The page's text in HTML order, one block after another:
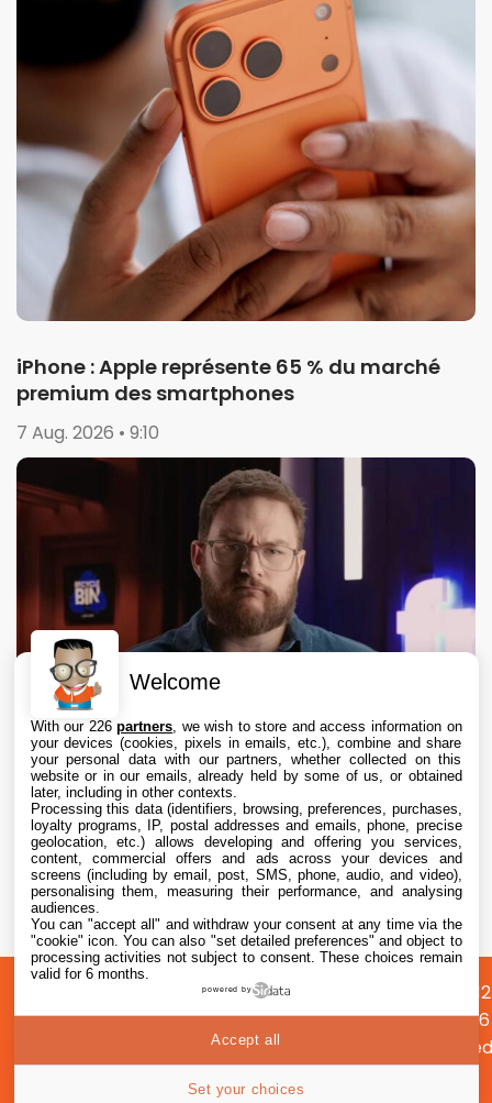
iPhone : Apple représente 65 % du marché
premium des smartphones
7 Aug. 2026 • 9:10
Procès Apple vs Prosser : Apple critique le
silence du leaker
6 Aug. 2026 • 22:40
propos
Préférences
cookies
Confidentialité
©
2026
|
Welcome
With our 226partners , we wish to store and access information on
your devices (cookies, pixels in emails, etc.), combine and share
your personal data with our partners, whether collected on this
website or in our emails, already held by some of us, or obtained
later, including in other contexts.
Processing this data (identifiers, browsing, preferences, purchases,
loyalty programs, IP, postal addresses and emails, phone, precise
geolocation, etc.) allows developing and offering you services,
content, commercial offers and ads across your devices and
screens (including by email, post, SMS, phone, audio, and video),
personalising them, measuring their performance, and analysing
audiences.
You can "accept all" and withdraw your consent at any time via the
"cookie" icon. You can also "set detailed preferences" and object to
processing activities not subject to consent. These choices remain
valid for 6 months.
powered by
Set your choices
Accept all